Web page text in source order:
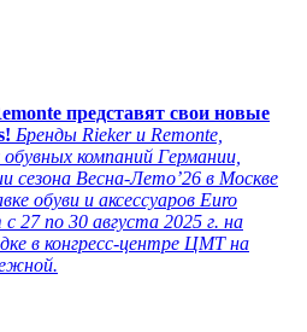
представят свои новые
Бренды Rieker и Remonte,
компаний Германии,
сезона Весна-Лето’26 в Москве
обуви и аксессуаров Euro
27 по 30 августа 2025 г. на
в конгресс-центре ЦМТ на